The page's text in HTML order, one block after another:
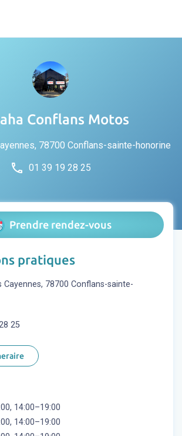
Conflans Motos
78700 Conflans-sainte-honorine
phone 01 39 19 28 25
Prendre rendez-vous
pratiques
Cayennes, 78700 Conflans-sainte-
25
14:00–19:00
14:00–19:00